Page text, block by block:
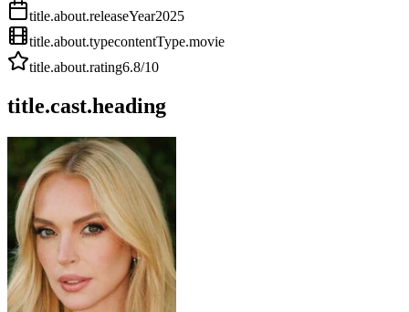
title.about.releaseYear2025
title.about.typecontentType.movie
title.about.rating6.8/10
title.cast.heading